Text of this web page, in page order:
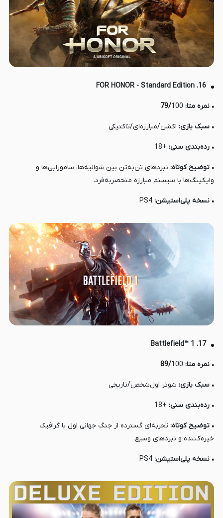
16. FOR HONOR - Standard Edition
• نمره متا: 79/100
• سبک بازی: اکشن/مبارزه‌ای/تاکتیکی
• رده‌بندی سنی:+18
• توضیح کوتاه: نبردهای تن‌به‌تن بین شوالیه‌ها، سامورایی‌ها و
وایکینگ‌ها با سیستم مبارزه منحصربه‌فرد.
• نسخه پلی‌استیشن: PS4
17. Battlefield™ 1
• نمره متا: 89/100
• سبک بازی:شوتر اول‌شخص/تاریخی
• رده‌بندی سنی: +18
• توضیح کوتاه: تجربه‌ای گسترده از جنگ جهانی اول با گرافیک
خیره‌کننده و نبردهای وسیع.
• نسخه پلی‌استیشن: PS4